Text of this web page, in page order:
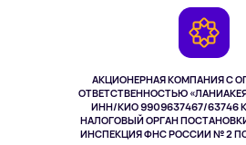
АКЦИОНЕРНАЯ КОМПАНИЯ С
ОТВЕТСТВЕННОСТЬЮ «ЛАНИАКЕЯ»
ИНН/КИО 9909637467/63746
НАЛОГОВЫЙ ОРГАН
ИНСПЕКЦИЯ ФНС РОССИИ № 2
Здоровье питомцев